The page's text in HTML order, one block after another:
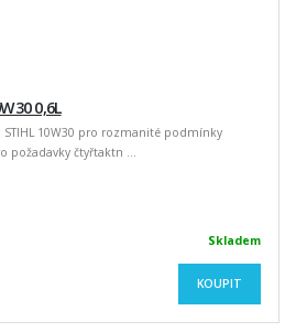
0,6L
10W30 pro rozmanité podmínky
požadavky čtyřtaktn ...
Skladem
KOUPIT